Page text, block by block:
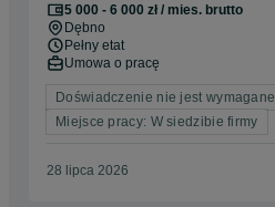
5 000 - 6 000 zł / mies. brutto
Dębno
Pełny etat
Umowa o pracę
Doświadczenie nie jest wymagane
Miejsce pracy: W siedzibie firmy
28 lipca 2026